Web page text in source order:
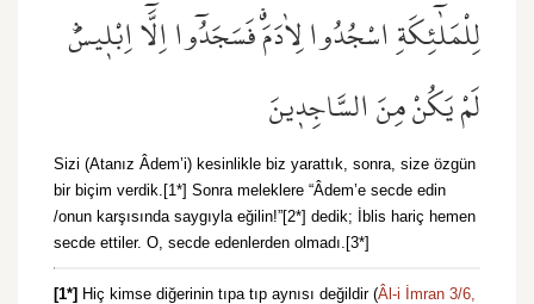
لِلْمَلٰٓئِكَةِ اسْجُدُوا لِاٰدَمَۗ فَسَجَدُٓوا اِلَّٓا اِبْل۪يسَۜ
لَمْ يَكُنْ مِنَ السَّاجِد۪ينَ
Sizi (Atanız Âdem’i) kesinlikle biz yarattık, sonra, size özgün
bir biçim verdik.[1*] Sonra meleklere “Âdem’e secde edin
/onun karşısında saygıyla eğilin!”[2*] dedik; İblis hariç hemen
secde ettiler. O, secde edenlerden olmadı.[3*]
[1*] Hiç kimse diğerinin tıpa tıp aynısı değildir (Âl-i İmran 3/6,